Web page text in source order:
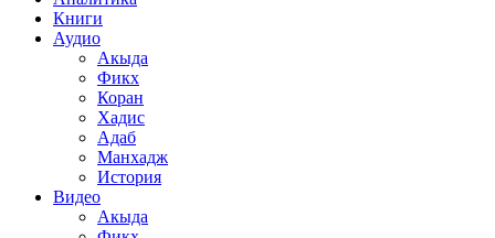
Книги
Аудио
Акыда
Фикх
Коран
Хадис
Адаб
Манхадж
История
Видео
Акыда